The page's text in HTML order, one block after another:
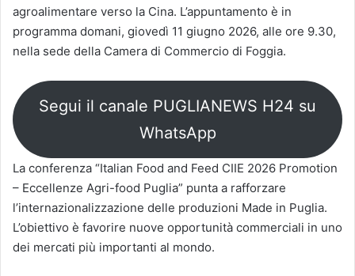
agroalimentare verso la Cina. L’appuntamento è in
programma domani, giovedì 11 giugno 2026, alle ore 9.30,
nella sede della Camera di Commercio di Foggia.
Segui il canale PUGLIANEWS H24 su
WhatsApp
La conferenza “Italian Food and Feed CIIE 2026 Promotion
– Eccellenze Agri-food Puglia” punta a rafforzare
l’internazionalizzazione delle produzioni Made in Puglia.
L’obiettivo è favorire nuove opportunità commerciali in uno
dei mercati più importanti al mondo.